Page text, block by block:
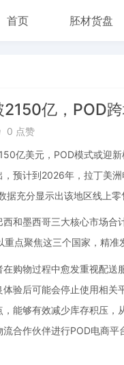
首页 胚材货盘
亿，POD
0 点赞
亿美元，POD模式或迎
，预计到2026年，拉丁美
据充分显示出该地区线上零
和墨西哥三大核心市场
点聚焦这三个国家，精准
购物过程中愈发重视配
验后可能会停止使用相
能够有效减少库存积压
合作伙伴进行POD电商